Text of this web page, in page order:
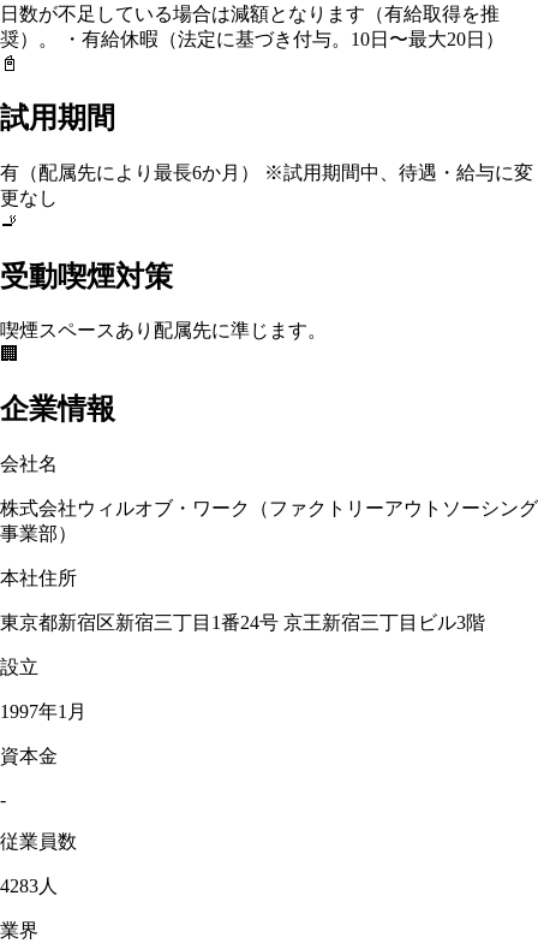
日数が不足している場合は減額となります（有給取得を推
奨）。 ・有給休暇（法定に基づき付与。10日〜最大20日）
📓
試用期間
有（配属先により最長6か月） ※試用期間中、待遇・給与に変
更なし
🚬
受動喫煙対策
喫煙スペースあり 配属先に準じます。
🏢
企業情報
会社名
株式会社ウィルオブ・ワーク（ファクトリーアウトソーシング
事業部）
本社住所
東京都新宿区新宿三丁目1番24号 京王新宿三丁目ビル3階
設立
1997年1月
資本金
-
従業員数
4283人
業界